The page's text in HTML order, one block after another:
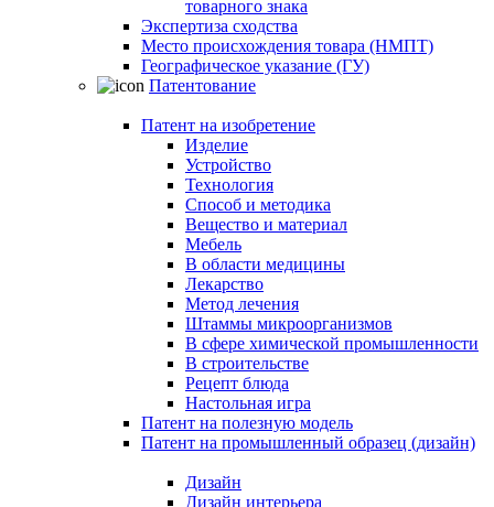
товарного знака
Экспертиза сходства
Место происхождения товара (НМПТ)
Географическое указание (ГУ)
Патентование
Патент на изобретение
Изделие
Устройство
Технология
Способ и методика
Вещество и материал
Мебель
В области медицины
Лекарство
Метод лечения
Штаммы микроорганизмов
В сфере химической промышленности
В строительстве
Рецепт блюда
Настольная игра
Патент на полезную модель
Патент на промышленный образец (дизайн)
Дизайн
Дизайн интерьера